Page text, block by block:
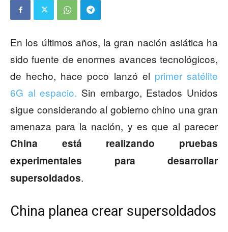
En los últimos años, la gran nación asiática ha
sido fuente de enormes avances tecnológicos,
de hecho, hace poco lanzó el primer satélite
6G al espacio. Sin embargo, Estados Unidos
sigue considerando al gobierno chino una gran
amenaza para la nación, y es que al parecer
China está realizando pruebas
experimentales para desarrollar
supersoldados.
China planea crear supersoldados